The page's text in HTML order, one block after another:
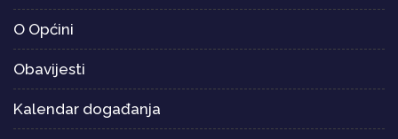
O Općini
Obavijesti
Kalendar događanja